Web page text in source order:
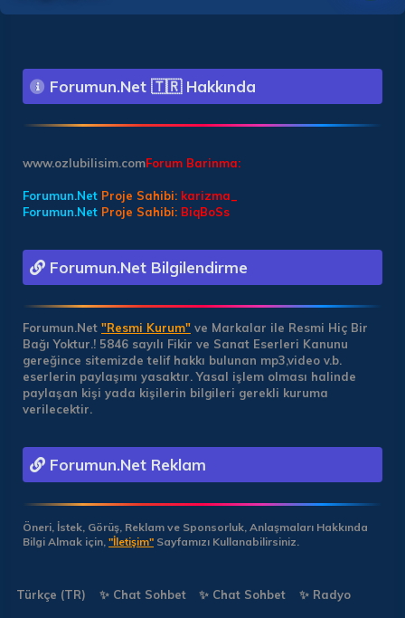
Forumun.Net 🇹🇷 Hakkında
Forum Barinma:
www.ozlubilisim.com
Forumun.Net Proje Sahibi: karizma_
Forumun.Net Proje Sahibi: BiqBoSs
Forumun.Net Bilgilendirme
Forumun.Net "Resmi Kurum" ve Markalar ile Resmi Hiç Bir
Bağı Yoktur.! 5846 sayılı Fikir ve Sanat Eserleri Kanunu
gereğince sitemizde telif hakkı bulunan mp3,video v.b.
eserlerin paylaşımı yasaktır. Yasal işlem olması halinde
paylaşan kişi yada kişilerin bilgileri gerekli kuruma
verilecektir.
Forumun.Net Reklam
Öneri, İstek, Görüş, Reklam ve Sponsorluk, Anlaşmaları Hakkında
Bilgi Almak için, "İletişim" Sayfamızı Kullanabilirsiniz.
Türkçe (TR) ✨ Chat Sohbet ✨ Chat Sohbet ✨ Radyo